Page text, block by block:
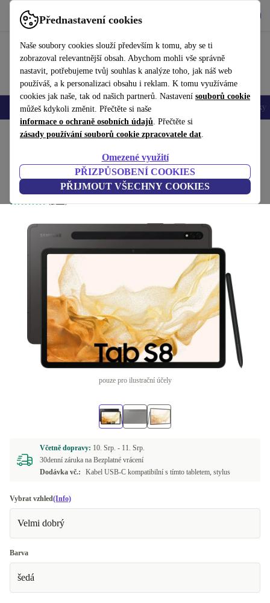
Přednastavení cookies
Naše soubory cookies slouží především k tomu, aby se ti
zobrazoval relevantnější obsah. Abychom mohli vše správně
nastavit, potřebujeme tvůj souhlas k analýze toho, jak náš web
používáš, a k personalizaci obsahu i reklam. K tomu využíváme
cookies jak naše, tak od našich partnerů. Nastavení souborů cookie
můžeš kdykoli změnit. Přečtěte si naše
informace o ochraně osobních údajů. Přečtěte si
zásady používání souborů cookie zpracovatele dat.
Omezené využití
PŘIZPŮSOBENÍ COOKIES
PŘIJMOUT VŠECHNY COOKIES
Používejte refurbed rychle a snadno
Mobily a smartphony Notebooky Tablety Doplňky
Domů Produkty Tablety Tablety Samsung
Samsung Galaxy Tab S8
8 GB | 128 GB | Graphite 9 675 Kč
16 946,16 Kč
pouze pro ilustrační účely
Včetně dopravy: 10. Srp. - 11. Srp.
30denní záruka na Bezplatné vrácení
Dodávka vč.:
Kabel USB-C kompatibilní s tímto tabletem, stylus
Vybrat vzhled(Info)
Velmi dobrý
Barva
šedá